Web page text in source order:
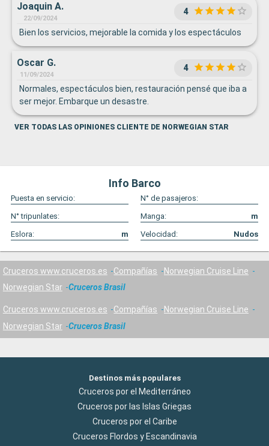
Joaquin A.
22/09/2024
4
Bien los servicios, mejorable la comida y los espectáculos
Oscar G.
11/09/2024
4
Normales, espectáculos bien, restauración pensé que iba a
ser mejor. Embarque un desastre.
VER TODAS LAS OPINIONES CLIENTE DE NORWEGIAN STAR
Info Barco
Puesta en servicio:
N° de pasajeros:
N° tripunlates:
Manga:
m
Eslora:
m Velocidad: Nudos
Cruceros www.cruceros.es Compañías
Norwegian Cruise Line
Norwegian Star
Cruceros Brasil
Cruceros www.cruceros.es Compañías
Norwegian Cruise Line
Norwegian Star
Cruceros Brasil
Destinos más populares
Cruceros por el Mediterráneo
Cruceros por las Islas Griegas
Cruceros por el Caribe
Cruceros Flordos y Escandinavia